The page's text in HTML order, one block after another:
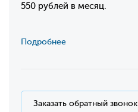
550 рублей в месяц.
Подробнее
Заказать обратный звонок